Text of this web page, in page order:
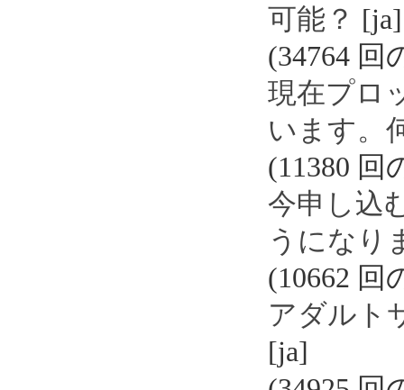
可能？ [ja]
(34764 回
現在プロ
います。
(11380 回
今申し込
うになり
(10662 回
アダルト
[ja]